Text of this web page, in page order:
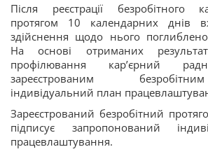
Після реєстрації безробітного
протягом 10 календарних днів
здійснення щодо нього
На основі отриманих
профілювання кар’єрний
зареєстрованим
індивідуальний план
Зареєстрований безробітний
підписує запропонований
працевлаштування.